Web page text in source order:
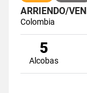
ARRIENDO/
Colombia
5
Alcobas